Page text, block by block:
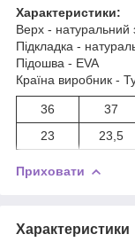
Характеристики:
Верх -
Підкладка -
Підошва - EVA
Країна виробник -
36 37
23
23,5
Приховати
Характеристики